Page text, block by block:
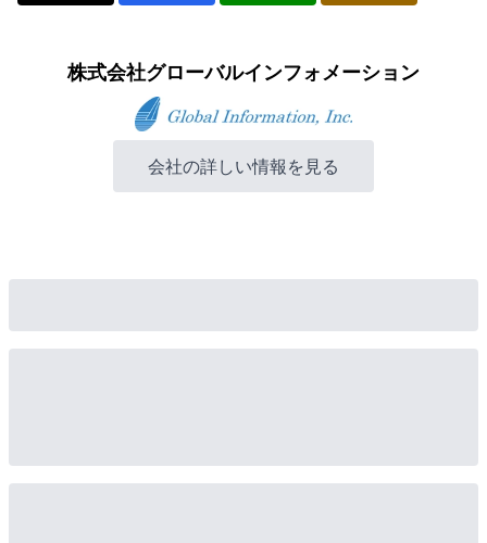
株式会社グローバルインフォメーション
会社の詳しい情報を見る